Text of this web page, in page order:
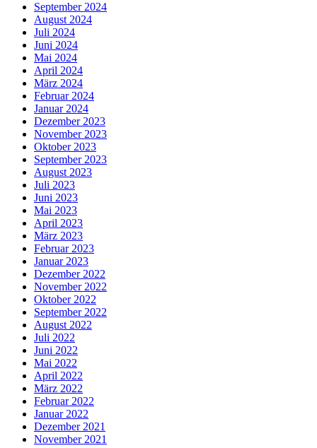
September 2024
August 2024
Juli 2024
Juni 2024
Mai 2024
April 2024
März 2024
Februar 2024
Januar 2024
Dezember 2023
November 2023
Oktober 2023
September 2023
August 2023
Juli 2023
Juni 2023
Mai 2023
April 2023
März 2023
Februar 2023
Januar 2023
Dezember 2022
November 2022
Oktober 2022
September 2022
August 2022
Juli 2022
Juni 2022
Mai 2022
April 2022
März 2022
Februar 2022
Januar 2022
Dezember 2021
November 2021